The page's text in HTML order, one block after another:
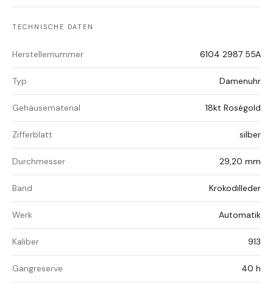
TECHNISCHE DATEN
Herstellernummer 6104 2987 55A
Typ Damenuhr
Gehäusematerial 18kt Roségold
Zifferblatt silber
Durchmesser 29,20 mm
Band Krokodilleder
Werk Automatik
Kaliber 913
Gangreserve 40 h